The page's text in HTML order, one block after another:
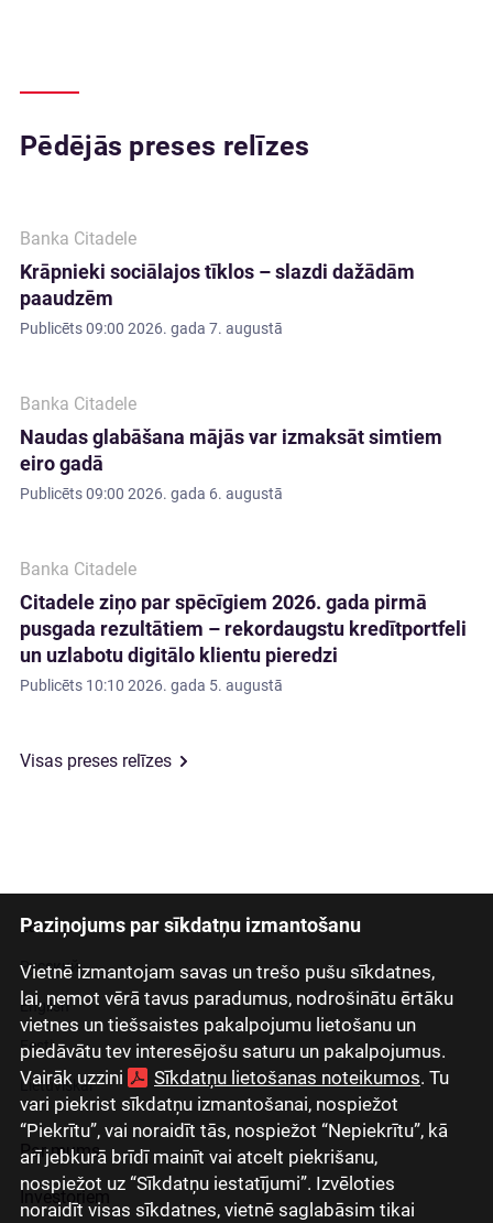
Paziņojums par sīkdatņu izmantošanu
Vietnē izmantojam savas un trešo pušu sīkdatnes,
lai, ņemot vērā tavus paradumus, nodrošinātu ērtāku
vietnes un tiešsaistes pakalpojumu lietošanu un
piedāvātu tev interesējošu saturu un pakalpojumus.
Vairāk uzzini
Sīkdatņu lietošanas noteikumos. Tu
vari piekrist sīkdatņu izmantošanai, nospiežot
“Piekrītu”, vai noraidīt tās, nospiežot “Nepiekrītu”, kā
arī jebkurā brīdī mainīt vai atcelt piekrišanu,
nospiežot uz “Sīkdatņu iestatījumi”. Izvēloties
noraidīt visas sīkdatnes, vietnē saglabāsim tikai
Pēdējās preses relīzes
Banka Citadele
Krāpnieki sociālajos tīklos – slazdi dažādām
paaudzēm
Publicēts09:00 2026. gada 7. augustā
Banka Citadele
Naudas glabāšana mājās var izmaksāt simtiem
eiro gadā
Publicēts09:00 2026. gada 6. augustā
Banka Citadele
Citadele ziņo par spēcīgiem 2026. gada pirmā
pusgada rezultātiem – rekordaugstu kredītportfeli
un uzlabotu digitālo klientu pieredzi
Publicēts 10:10 2026. gada 5. augustā
Visas preses relīzes
Latviski
Русский
English
Eesti
Lietuviškai
Par mums
Investoriem